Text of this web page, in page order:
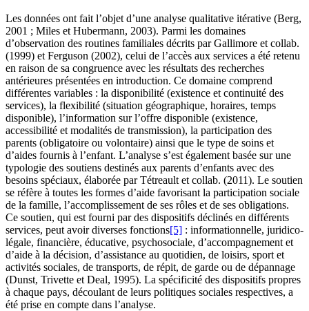
Les données ont fait l’objet d’une analyse qualitative itérative (Berg,
2001 ; Miles et Hubermann, 2003). Parmi les domaines
d’observation des routines familiales décrits par Gallimore et collab.
(1999) et Ferguson (2002), celui de l’accès aux services a été retenu
en raison de sa congruence avec les résultats des recherches
antérieures présentées en introduction. Ce domaine comprend
différentes variables : la disponibilité (existence et continuité des
services), la flexibilité (situation géographique, horaires, temps
disponible), l’information sur l’offre disponible (existence,
accessibilité et modalités de transmission), la participation des
parents (obligatoire ou volontaire) ainsi que le type de soins et
d’aides fournis à l’enfant. L’analyse s’est également basée sur une
typologie des soutiens destinés aux parents d’enfants avec des
besoins spéciaux, élaborée par Tétreault et collab. (2011). Le soutien
se réfère à toutes les formes d’aide favorisant la participation sociale
de la famille, l’accomplissement de ses rôles et de ses obligations.
Ce soutien, qui est fourni par des dispositifs déclinés en différents
services, peut avoir diverses fonctions[5] : informationnelle, juridico-
légale, financière, éducative, psychosociale, d’accompagnement et
d’aide à la décision, d’assistance au quotidien, de loisirs, sport et
activités sociales, de transports, de répit, de garde ou de dépannage
(Dunst, Trivette et Deal, 1995). La spécificité des dispositifs propres
à chaque pays, découlant de leurs politiques sociales respectives, a
été prise en compte dans l’analyse.